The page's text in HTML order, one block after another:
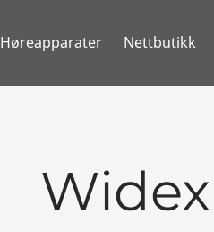
Høreapparater Nettbutikk